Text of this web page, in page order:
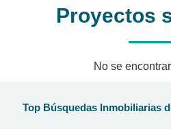
Proyectos
No se
Top Búsquedas Inmobiliarias